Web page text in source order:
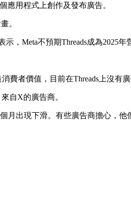
應用程式上創作及發布廣告。
。
，Meta不預期Threads成為2025年
費者價值，目前在Threads上沒有廣
自X的廣告商。
月出現下滑。有些廣告商擔心，他